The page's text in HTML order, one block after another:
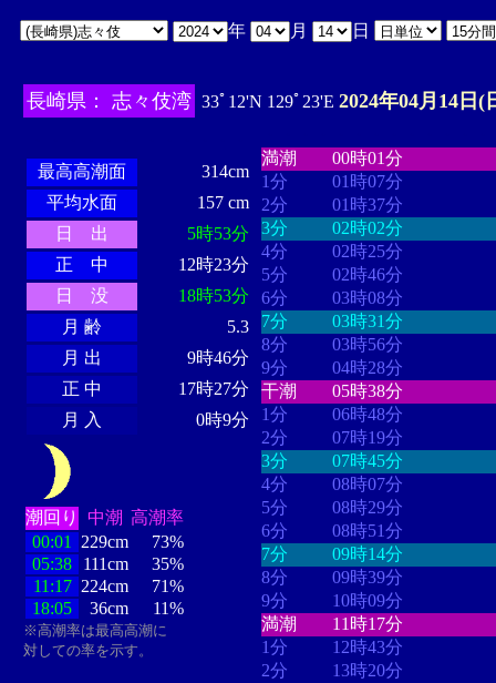
年 月 日
長崎県： 志々伎湾 33ﾟ12'N 129ﾟ23'E 2024年04月14日(
最高高潮面
314cm
平均水面
157 cm
日 出
5時53分
正 中
12時23分
日 没
18時53分
月 齢
5.3
月 出
9時46分
正 中
17時27分
月 入
0時9分
潮回り 中潮 高潮率
00:01
229cm
73%
05:38
111cm
35%
11:17 224cm
71%
18:05
36cm 11%
※高潮率は最高高潮に
対しての率を示す。
満潮
00時01分
1分
01時07分
2分
01時37分
3分
02時02分
4分
02時25分
5分
02時46分
6分
03時08分
7分
03時31分
8分
03時56分
9分
04時28分
干潮
05時38分
1分
06時48分
2分
07時19分
3分
07時45分
4分
08時07分
5分
08時29分
6分
08時51分
7分
09時14分
8分
09時39分
9分
10時09分
満潮
11時17分
1分
12時43分
2分
13時20分